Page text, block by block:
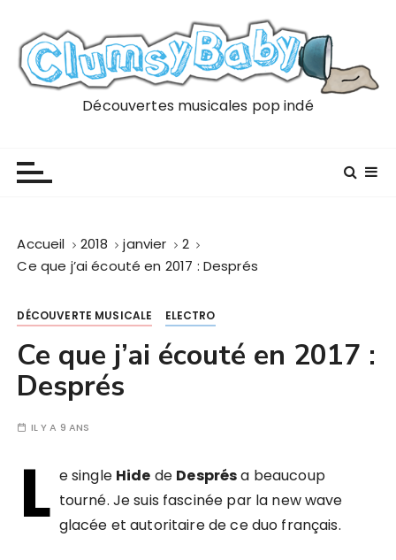
Découvertes musicales pop indé
Accueil 2018 janvier
2
Ce que j’ai écouté en 2017 : Després
DÉCOUVERTE MUSICALE ELECTRO
Ce que j’ai écouté en 2017 :
Després
IL Y A 9 ANS
L e single Hide de Desprésa beaucoup
tourné. Je suis fascinée par la new wave
glacée et autoritaire de ce duo français.